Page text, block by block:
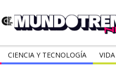
CIENCIA Y TECNOLOGÍA VIDA